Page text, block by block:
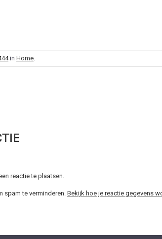
in Home.
reactie te plaatsen.
spam te verminderen. Bekijk hoe je reactie gegevens